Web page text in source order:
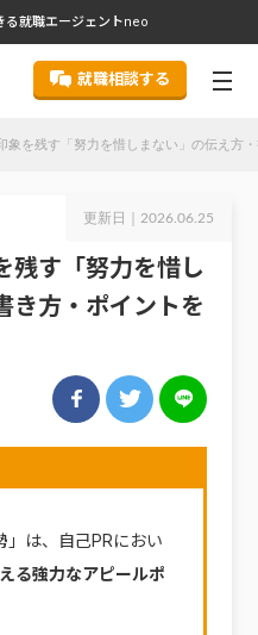
る就職エージェントneo
就職相談する
象を残す「努力を惜しまない」の伝え方
更新日｜ 2026.06.25
残す「努力を惜し
き方・ポイントを
」は、自己PRにおい
る強力なアピールポ